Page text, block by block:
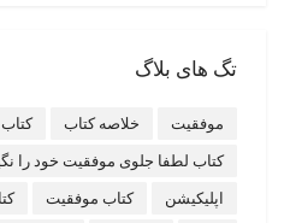
تگ های بلاگ
موفقیت خلاصه کتاب
کتاب
کتاب لطفا جلوی موفقیت خود را
اپلیکیشن
کتاب موفقیت